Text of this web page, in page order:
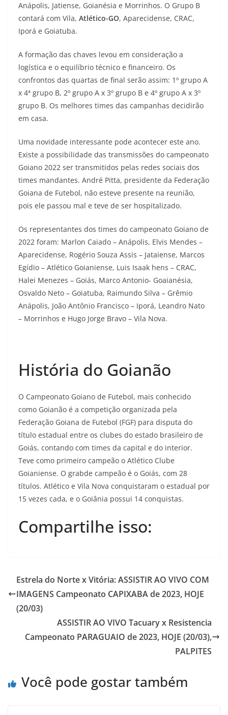
Anápolis, Jatiense, Goianésia e Morrinhos. O Grupo B
contará com Vila, Atlético-GO, Aparecidense, CRAC,
Iporá e Goiatuba.
A formação das chaves levou em consideração a
logística e o equilíbrio técnico e financeiro. Os
confrontos das quartas de final serão assim: 1º grupo A
x 4ª grupo B, 2º grupo A x 3º grupo B e 4º grupo A x 3º
grupo B. Os melhores times das campanhas decidirão
em casa.
Uma novidade interessante pode acontecer este ano.
Existe a possibilidade das transmissões do campeonato
Goiano 2022 ser transmitidos pelas redes sociais dos
times mandantes. André Pitta, presidente da Federação
Goiana de Futebol, não esteve presente na reunião,
pois ele passou mal e teve de ser hospitalizado.
Os representantes dos times do campeonato Goiano de
2022 foram: Marlon Caiado – Anápolis, Elvis Mendes –
Aparecidense, Rogério Souza Assis – Jataiense, Marcos
Egídio – Atlético Goianiense, Luis Isaak hens – CRAC,
Halei Menezes – Goiás, Marco Antonio- Goaianésia,
Osvaldo Neto – Goiatuba, Raimundo Silva – Grêmio
Anápolis, João Antônio Francisco – Iporá, Leandro Nato
– Morrinhos e Hugo Jorge Bravo – Vila Nova.
História do Goianão
O Campeonato Goiano de Futebol, mais conhecido
como Goianão é a competição organizada pela
Federação Goiana de Futebol (FGF) para disputa do
título estadual entre os clubes do estado brasileiro de
Goiás, contando com times da capital e do interior.
Teve como primeiro campeão o Atlético Clube
Goianiense. O grabde campeão é o Goiás, com 28
títulos. Atlético e Vila Nova conquistaram o estadual por
15 vezes cada, e o Goiânia possui 14 conquistas.
Compartilhe isso:
Estrela do Norte x Vitória: ASSISTIR AO VIVO COM
IMAGENS Campeonato CAPIXABA de 2023, HOJE
(20/03)
ASSISTIR AO VIVO Tacuary x Resistencia
Campeonato PARAGUAIO de 2023, HOJE (20/03),
PALPITES
Você pode gostar também